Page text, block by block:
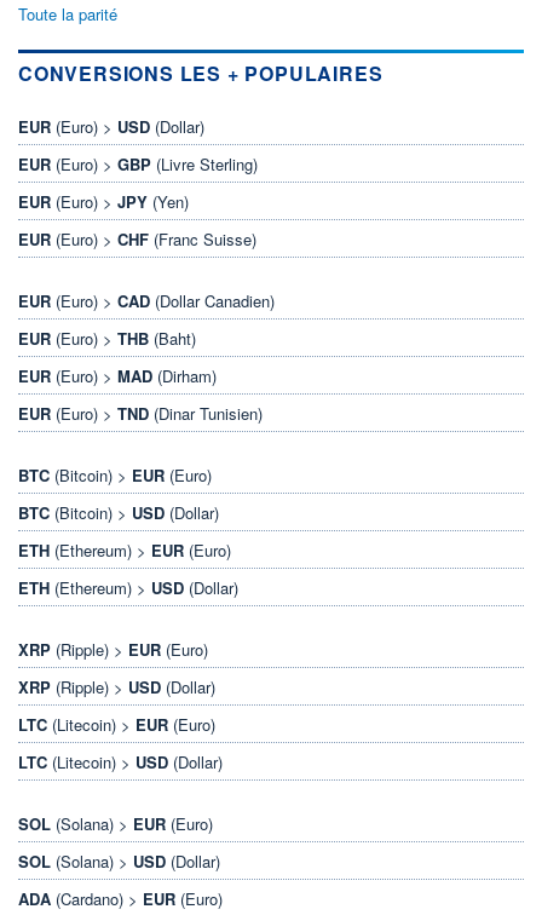
Toute la parité
CONVERSIONS LES + POPULAIRES
EUR (Euro) > USD (Dollar)
EUR (Euro) > GBP (Livre Sterling)
EUR (Euro) > JPY (Yen)
EUR (Euro) > CHF (Franc Suisse)
EUR (Euro) > CAD (Dollar Canadien)
EUR (Euro) > THB (Baht)
EUR (Euro) > MAD (Dirham)
EUR (Euro) > TND (Dinar Tunisien)
BTC (Bitcoin) > EUR (Euro)
BTC (Bitcoin) > USD (Dollar)
ETH (Ethereum) > EUR (Euro)
ETH (Ethereum) > USD (Dollar)
XRP (Ripple) > EUR (Euro)
XRP (Ripple) > USD (Dollar)
LTC (Litecoin) > EUR (Euro)
LTC (Litecoin) > USD (Dollar)
SOL (Solana) > EUR (Euro)
SOL (Solana) > USD (Dollar)
ADA (Cardano) > EUR (Euro)